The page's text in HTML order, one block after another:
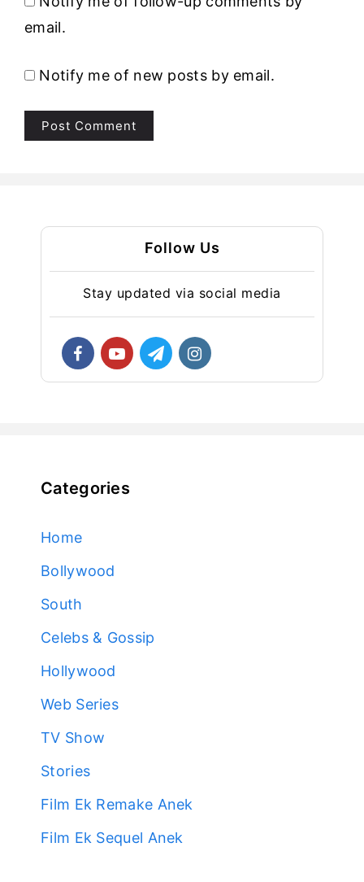
email.
Notify me of new posts by email.
Follow Us
Stay updated via social media
Categories
Home
Bollywood
South
Celebs & Gossip
Hollywood
Web Series
TV Show
Stories
Film Ek Remake Anek
Film Ek Sequel Anek